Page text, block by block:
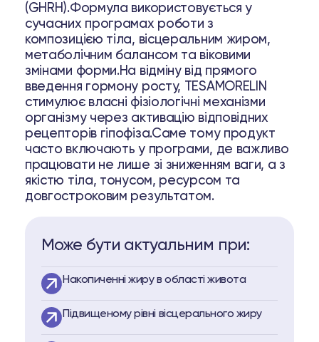
(GHRH).Формула використовується у
сучасних програмах роботи з
композицією тіла, вісцеральним жиром,
метаболічним балансом та віковими
змінами форми.На відміну від прямого
введення гормону росту, TESAMORELIN
стимулює власні фізіологічні механізми
організму через активацію відповідних
рецепторів гіпофіза.Саме тому продукт
часто включають у програми, де важливо
працювати не лише зі зниженням ваги, а з
якістю тіла, тонусом, ресурсом та
довгостроковим результатом.
Може бути актуальним при:
Накопиченні жиру в області живота
Підвищеному рівні вісцерального жиру